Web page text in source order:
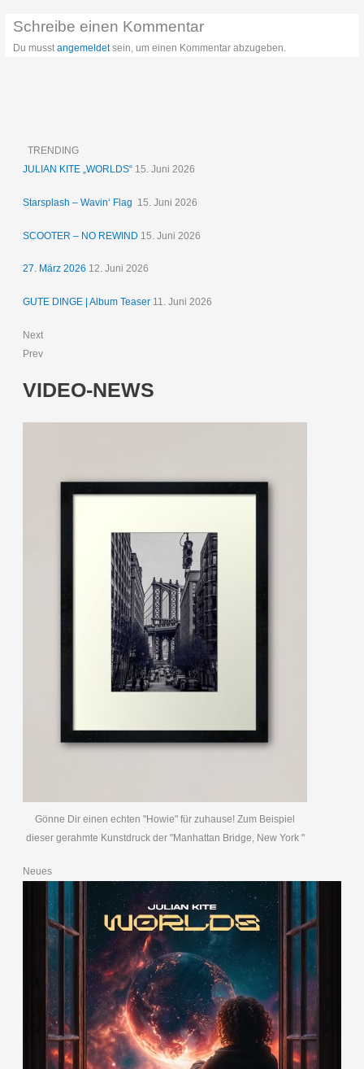
Schreibe einen Kommentar
Du musstangemeldetsein, um einen Kommentar abzugeben.
TRENDING
JULIAN KITE „WORLDS“ 15. Juni 2026
Starsplash – Wavin‘ Flag 15. Juni 2026
SCOOTER – NO REWIND 15. Juni 2026
27. März 2026 12. Juni 2026
GUTE DINGE | Album Teaser 11. Juni 2026
Next
Prev
VIDEO-NEWS
Gönne Dir einen echten "Howie" für zuhause! Zum Beispiel
dieser gerahmte Kunstdruck der "Manhattan Bridge, New York "
Neues